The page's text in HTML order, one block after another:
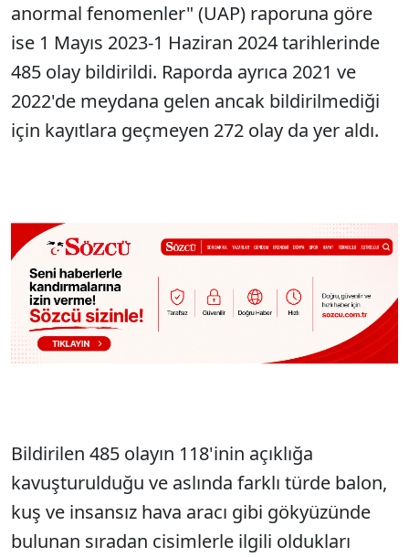
anormal fenomenler" (UAP) raporuna göre
ise 1 Mayıs 2023-1 Haziran 2024 tarihlerinde
485 olay bildirildi. Raporda ayrıca 2021 ve
2022'de meydana gelen ancak bildirilmediği
için kayıtlara geçmeyen 272 olay da yer aldı.
Bildirilen 485 olayın 118'inin açıklığa
kavuşturulduğu ve aslında farklı türde balon,
kuş ve insansız hava aracı gibi gökyüzünde
bulunan sıradan cisimlerle ilgili oldukları